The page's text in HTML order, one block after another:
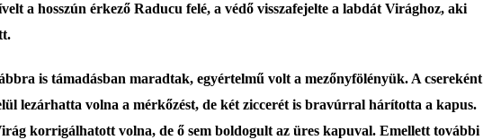
a hosszún érkező Raducu felé, a védő visszafejelte a labdát Virághoz, aki
.
is támadásban maradtak, egyértelmű volt a mezőnyfölényük. A csereként
lezárhatta volna a mérkőzést, de két ziccerét is bravúrral hárította a kapus.
korrigálhatott volna, de ő sem boldogult az üres kapuval. Emellett további